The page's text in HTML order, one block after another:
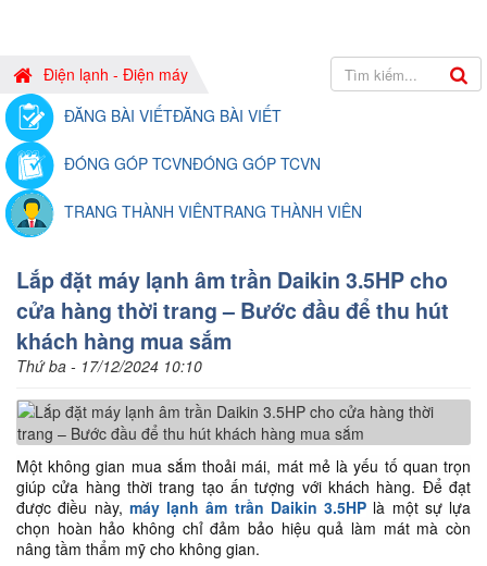
Điện lạnh - Điện máy
ĐĂNG BÀI VIẾTĐĂNG BÀI VIẾT
ĐÓNG GÓP TCVNĐÓNG GÓP TCVN
TRANG THÀNH VIÊNTRANG THÀNH VIÊN
Lắp đặt máy lạnh âm trần Daikin 3.5HP cho
cửa hàng thời trang – Bước đầu để thu hút
khách hàng mua sắm
Thứ ba - 17/12/2024 10:10
Một không gian mua sắm thoải mái, mát mẻ là yếu tố quan trọn
giúp cửa hàng thời trang tạo ấn tượng với khách hàng. Để đạt
được điều này, máy lạnh âm trần Daikin 3.5HP là một sự lựa
chọn hoàn hảo không chỉ đảm bảo hiệu quả làm mát mà còn
nâng tầm thẩm mỹ cho không gian.